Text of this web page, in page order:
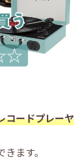
コードプレーヤ
ます。